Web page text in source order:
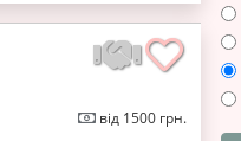
від 1500 грн.